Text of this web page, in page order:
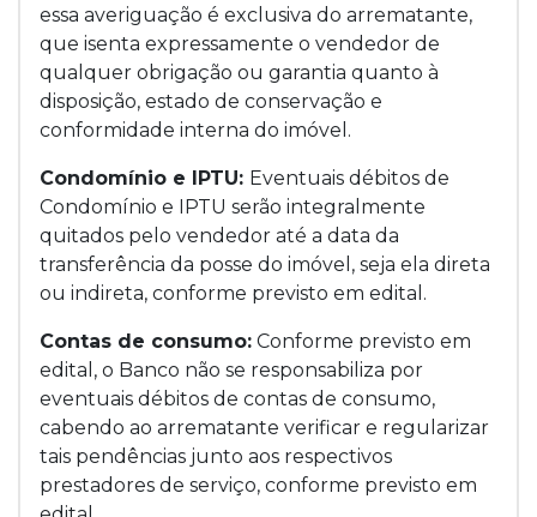
essa averiguação é exclusiva do arrematante,
que isenta expressamente o vendedor de
qualquer obrigação ou garantia quanto à
disposição, estado de conservação e
conformidade interna do imóvel.
Condomínio e IPTU: Eventuais débitos de
Condomínio e IPTU serão integralmente
quitados pelo vendedor até a data da
transferência da posse do imóvel, seja ela direta
ou indireta, conforme previsto em edital.
Contas de consumo: Conforme previsto em
edital, o Banco não se responsabiliza por
eventuais débitos de contas de consumo,
cabendo ao arrematante verificar e regularizar
tais pendências junto aos respectivos
prestadores de serviço, conforme previsto em